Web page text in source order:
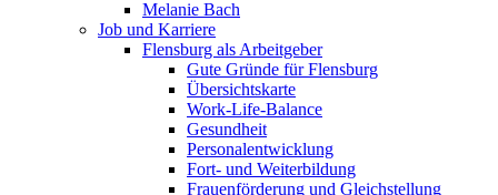
Melanie Bach
Job und Karriere
Flensburg als Arbeitgeber
Gute Gründe für Flensburg
Übersichtskarte
Work-Life-Balance
Gesundheit
Personalentwicklung
Fort- und Weiterbildung
Frauenförderung und Gleichstellung